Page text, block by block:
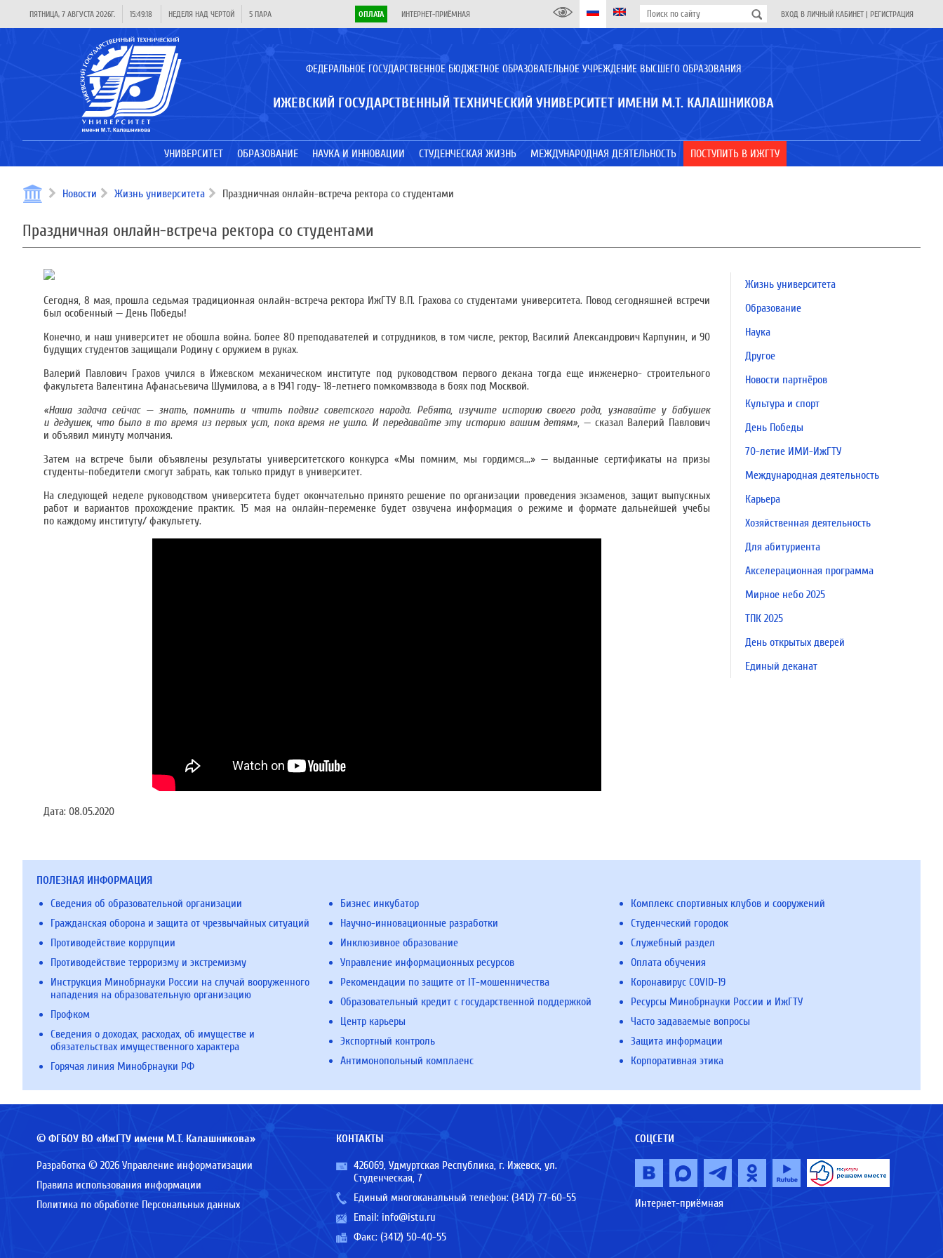
ПЯТНИЦА, 7 АВГУСТА 2026Г. 15:49:19 НЕДЕЛЯ НАД ЧЕРТОЙ 5 ПАРА ОПЛАТА ИНТЕРНЕТ-ПРИЁМНАЯ ВХОД В ЛИЧНЫЙ КАБИНЕТ | РЕГИСТРАЦИЯ
ФЕДЕРАЛЬНОЕ ГОСУДАРСТВЕННОЕ БЮДЖЕТНОЕ ОБРАЗОВАТЕЛЬНОЕ УЧРЕЖДЕНИЕ ВЫСШЕГО ОБРАЗОВАНИЯ
ИЖЕВСКИЙ ГОСУДАРСТВЕННЫЙ ТЕХНИЧЕСКИЙ УНИВЕРСИТЕТ ИМЕНИ М.Т. КАЛАШНИКОВА
УНИВЕРСИТЕТ ОБРАЗОВАНИЕ НАУКА И ИННОВАЦИИ СТУДЕНЧЕСКАЯ ЖИЗНЬ МЕЖДУНАРОДНАЯ ДЕЯТЕЛЬНОСТЬ ПОСТУПИТЬ В ИЖГТУ
Новости Жизнь университета Праздничная онлайн-встреча ректора со студентами
Праздничная онлайн-встреча ректора со студентами
Сегодня, 8 мая, прошла седьмая традиционная онлайн-встреча ректора ИжГТУ В.П. Грахова со студентами университета. Повод сегодняшней встречи
был особенный — День Победы!
Конечно, и наш университет не обошла война. Более 80 преподавателей и сотрудников, в том числе, ректор, Василий Александрович Карпунин, и 90
будущих студентов защищали Родину с оружием в руках.
Валерий Павлович Грахов учился в Ижевском механическом институте под руководством первого декана тогда еще инженерно- строительного
факультета Валентина Афанасьевича Шумилова, а в 1941 году- 18-летнего помкомвзвода в боях под Москвой.
«Наша задача сейчас — знать, помнить и чтить подвиг советского народа. Ребята, изучите историю своего рода, узнавайте у бабушек
и дедушек, что было в то время из первых уст, пока время не ушло. И передавайте эту историю вашим детям», — сказал Валерий Павлович
и объявил минуту молчания.
Затем на встрече были объявлены результаты университетского конкурса «Мы помним, мы гордимся...» — выданные сертификаты на призы
студенты-победители смогут забрать, как только придут в университет.
На следующей неделе руководством университета будет окончательно принято решение по организации проведения экзаменов, защит выпускных
работ и вариантов прохождение практик. 15 мая на онлайн-переменке будет озвучена информация о режиме и формате дальнейшей учебы
по каждому институту/ факультету.
Дата: 08.05.2020
Жизнь университета
Образование
Наука
Другое
Новости партнёров
Культура и спорт
День Победы
70-летие ИМИ-ИжГТУ
Международная деятельность
Карьера
Хозяйственная деятельность
Для абитуриента
Акселерационная программа
Мирное небо 2025
ТПК 2025
День открытых дверей
Единый деканат
ПОЛЕЗНАЯ ИНФОРМАЦИЯ
Сведения об образовательной организации
Гражданская оборона и защита от чрезвычайных ситуаций
Противодействие коррупции
Противодействие терроризму и экстремизму
Инструкция Минобрнауки России на случай вооруженного
нападения на образовательную организацию
Профком
Сведения о доходах, расходах, об имуществе и
обязательствах имущественного характера
Горячая линия Минобрнауки РФ
Бизнес инкубатор
Научно-инновационные разработки
Инклюзивное образование
Управление информационных ресурсов
Рекомендации по защите от IT-мошенничества
Образовательный кредит с государственной поддержкой
Центр карьеры
Экспортный контроль
Антимонопольный комплаенс
Комплекс спортивных клубов и сооружений
Студенческий городок
Служебный раздел
Оплата обучения
Коронавирус COVID-19
Ресурсы Минобрнауки России и ИжГТУ
Часто задаваемые вопросы
Защита информации
Корпоративная этика
© ФГБОУ ВО «ИжГТУ имени М.Т. Калашникова»
Разработка © 2026 Управление информатизации
Правила использования информации
Политика по обработке Персональных данных
КОНТАКТЫ
426069, Удмуртская Республика, г. Ижевск, ул.
Студенческая, 7
Единый многоканальный телефон: (3412) 77-60-55
Email: info@istu.ru
Факс: (3412) 50-40-55
СОЦСЕТИ
Интернет-приёмная